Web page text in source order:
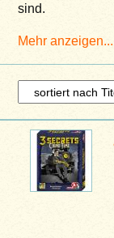
sind.
Mehr anzeigen...